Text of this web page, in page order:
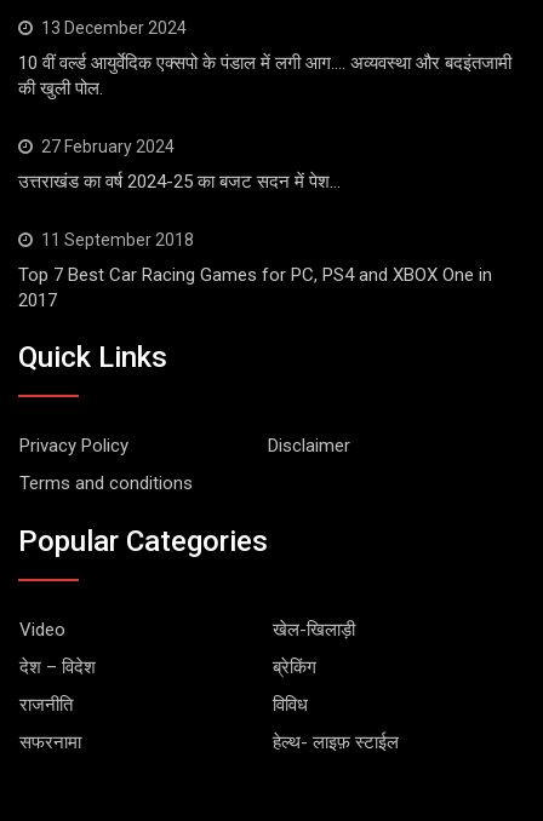
13 December 2024
10 वीं वर्ल्ड आयुर्वेदिक एक्सपो के पंडाल में लगी आग…. अव्यवस्था और बदइंतजामी
की खुली पोल.
27 February 2024
उत्तराखंड का वर्ष 2024-25 का बजट सदन में पेश…
11 September 2018
Top 7 Best Car Racing Games for PC, PS4 and XBOX One in
2017
Quick Links
Privacy Policy
Disclaimer
Terms and conditions
Popular Categories
Video
खेल-खिलाड़ी
देश – विदेश
ब्रेकिंग
राजनीति
विविध
सफरनामा
हेल्थ- लाइफ़ स्टाईल